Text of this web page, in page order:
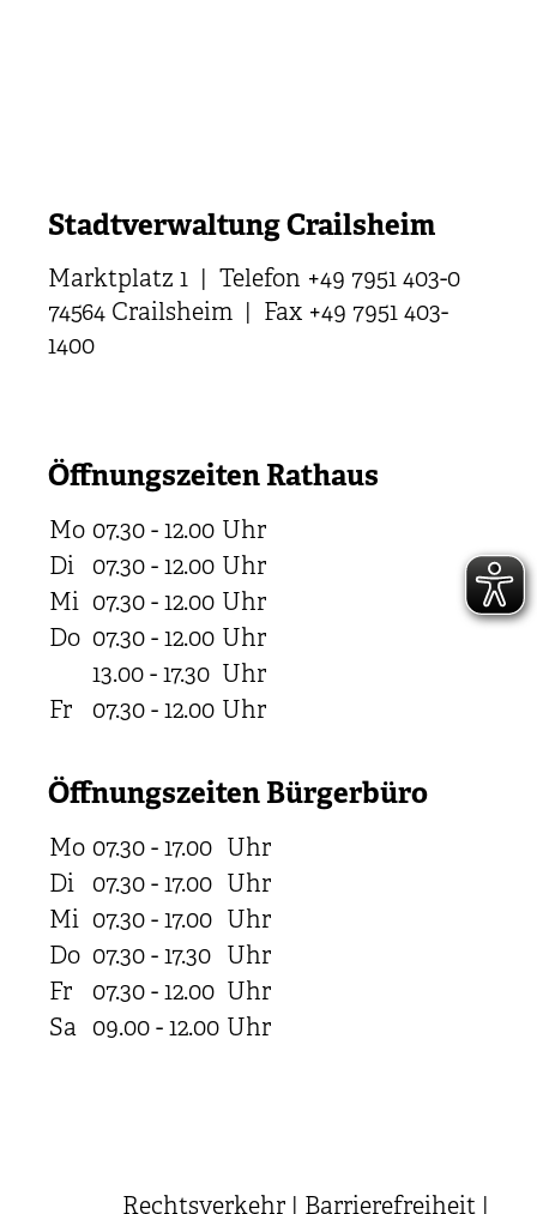
Stadtverwaltung Crailsheim
Marktplatz 1 | Telefon +49 7951 403-0
74564 Crailsheim | Fax +49 7951 403-
1400
Öffnungszeiten Rathaus
Mo 07.30 - 12.00 Uhr
Di
07.30 - 12.00 Uhr
Mi 07.30 - 12.00 Uhr
Do 07.30 - 12.00 Uhr
13.00 - 17.30 Uhr
Fr
07.30 - 12.00 Uhr
Öffnungszeiten Bürgerbüro
Mo 07.30 - 17.00 Uhr
Di
07.30 - 17.00 Uhr
Mi 07.30 - 17.00 Uhr
Do 07.30 - 17.30 Uhr
Fr
07.30 - 12.00 Uhr
Sa 09.00 - 12.00 Uhr
Rechtsverkehr Barrierefreiheit